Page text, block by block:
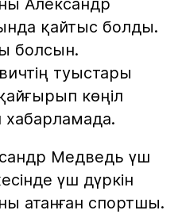
қайтыс болды.
болсын.
туыстары
көңіл
хабарламада.
Медведь үш
үш дүркін
атанған спортшы.